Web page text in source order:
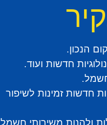
הנכון.
חדשות ועוד.
חדשות זמינות לשיפור
ולהנות משירותי חשמל